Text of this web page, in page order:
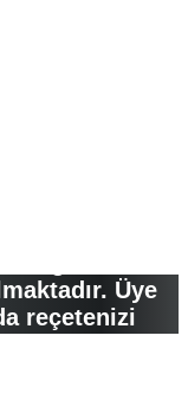
göre
Üye
reçetenizi